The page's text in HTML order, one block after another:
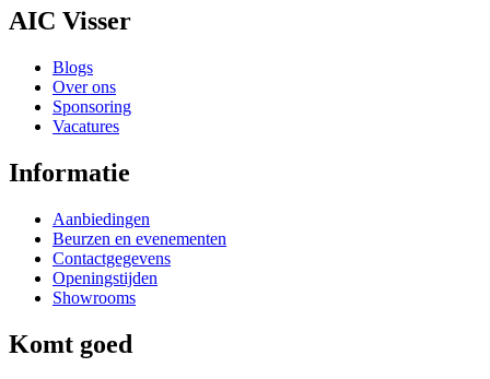
AIC Visser
Blogs
Over ons
Sponsoring
Vacatures
Informatie
Aanbiedingen
Beurzen en evenementen
Contactgegevens
Openingstijden
Showrooms
Komt goed